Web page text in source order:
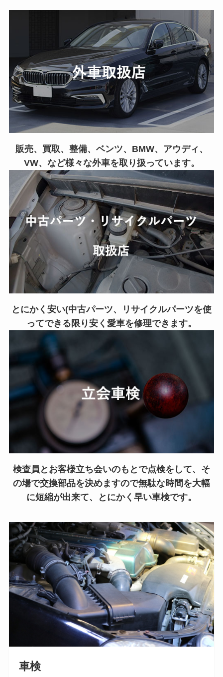
販売、買取、整備、ベンツ、BMW、アウディ、
VW、など様々な外車を取り扱っています。
とにかく安い(中古パーツ、リサイクルパーツを使
ってできる限り安く愛車を修理できます。
検査員とお客様立ち会いのもとで点検をして、そ
の場で交換部品を決めますので無駄な時間を大幅
に短縮が出来て、とにかく早い車検です。
車検